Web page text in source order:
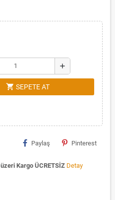
add
shopping_cart SEPETE AT
Paylaş Pinterest
üzeri Kargo ÜCRETSİZ Detay